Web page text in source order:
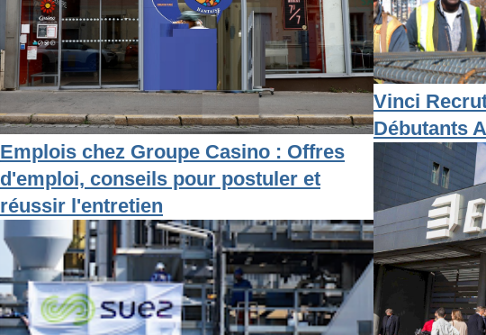
Emplois chez Groupe Casino : Offres
d'emploi, conseils pour postuler et
réussir l'entretien
Vinci
Débutants